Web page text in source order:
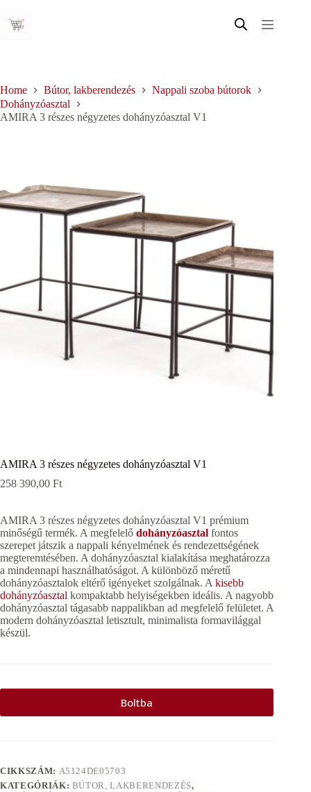
content
Home Bútor, lakberendezés
Nappali szoba bútorok
Dohányzóasztal
AMIRA 3 részes négyzetes dohányzóasztal V1
AMIRA 3 részes négyzetes dohányzóasztal V1
258 390,00 Ft
AMIRA 3 részes négyzetes dohányzóasztal V1 prémium
minőségű termék. A megfelelő dohányzóasztal fontos
szerepet játszik a nappali kényelmének és rendezettségének
megteremtésében. A dohányzóasztal kialakítása meghatározza
a mindennapi használhatóságot. A különböző méretű
dohányzóasztalok eltérő igényeket szolgálnak. A kisebb
dohányzóasztal kompaktabb helyiségekben ideális. A nagyobb
dohányzóasztal tágasabb nappalikban ad megfelelő felületet. A
modern dohányzóasztal letisztult, minimalista formavilággal
készül.
Boltba
CIKKSZÁM: A5124DE05703
KATEGÓRIÁK: BÚTOR, LAKBERENDEZÉS,